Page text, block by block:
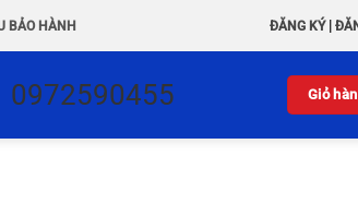
BẢO HÀNH ĐĂNG KÝ|
0972590455 Giỏ